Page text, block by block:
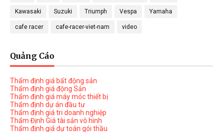
Kawasaki Suzuki Triumph Vespa Yamaha
cafe racer cafe-racer-viet-nam video
Quảng Cáo
Thẩm định giá bất động sản
Thẩm định giá động Sản
Thẩm định giá máy móc thiết bị
Thẩm định dự án đầu tư
Thẩm định giá tri doanh nghiệp
Thẩm Định Giá tài sản vô hình
Thẩm định giá dự toán gói thầu